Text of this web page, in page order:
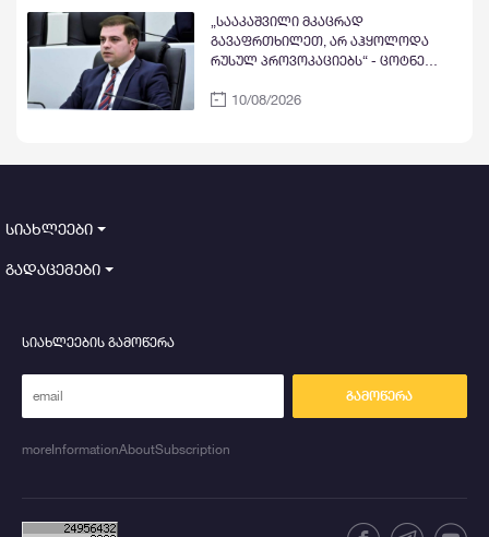
ადგილზეა
„სააკაშვილი მკაცრად
გავაფრთხილეთ, არ აჰყოლოდა
რუსულ პროვოკაციებს“ - ცოტნე
რაისის, მეთიუ ბრაიზასა და ჯონ მაკ-
10/08/2026
სიახლეები
გადაცემები
სიახლეების გამოწერა
გამოწერა
moreInformationAboutSubscription